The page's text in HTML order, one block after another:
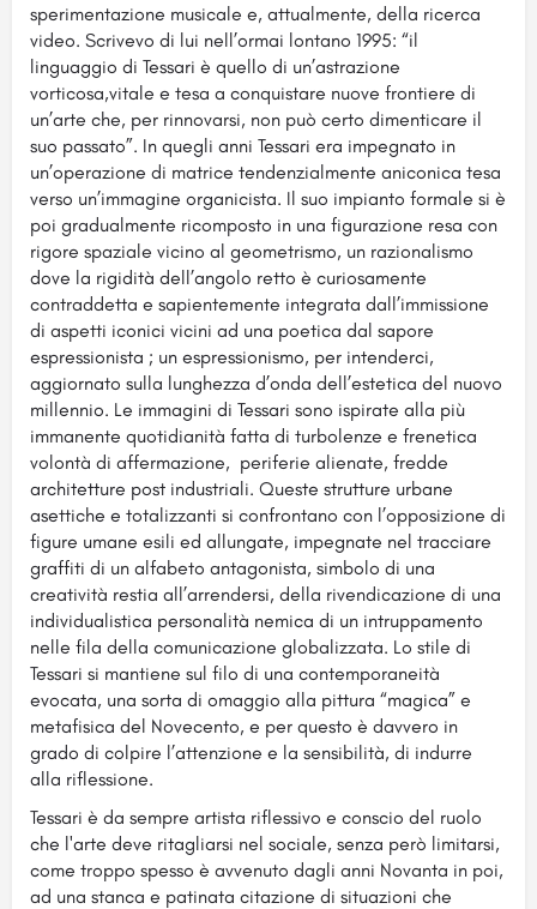
sperimentazione musicale e, attualmente, della ricerca
video. Scrivevo di lui nell’ormai lontano 1995: “il
linguaggio di Tessari è quello di un’astrazione
vorticosa,vitale e tesa a conquistare nuove frontiere di
un’arte che, per rinnovarsi, non può certo dimenticare il
suo passato”. In quegli anni Tessari era impegnato in
un’operazione di matrice tendenzialmente aniconica tesa
verso un’immagine organicista. Il suo impianto formale si è
poi gradualmente ricomposto in una figurazione resa con
rigore spaziale vicino al geometrismo, un razionalismo
dove la rigidità dell’angolo retto è curiosamente
contraddetta e sapientemente integrata dall’immissione
di aspetti iconici vicini ad una poetica dal sapore
espressionista ; un espressionismo, per intenderci,
aggiornato sulla lunghezza d’onda dell’estetica del nuovo
millennio. Le immagini di Tessari sono ispirate alla più
immanente quotidianità fatta di turbolenze e frenetica
volontà di affermazione, periferie alienate, fredde
architetture post industriali. Queste strutture urbane
asettiche e totalizzanti si confrontano con l’opposizione di
figure umane esili ed allungate, impegnate nel tracciare
graffiti di un alfabeto antagonista, simbolo di una
creatività restia all’arrendersi, della rivendicazione di una
individualistica personalità nemica di un intruppamento
nelle fila della comunicazione globalizzata. Lo stile di
Tessari si mantiene sul filo di una contemporaneità
evocata, una sorta di omaggio alla pittura “magica” e
metafisica del Novecento, e per questo è davvero in
grado di colpire l’attenzione e la sensibilità, di indurre
alla riflessione.
Tessari è da sempre artista riflessivo e conscio del ruolo
che l'arte deve ritagliarsi nel sociale, senza però limitarsi,
come troppo spesso è avvenuto dagli anni Novanta in poi,
ad una stanca e patinata citazione di situazioni che